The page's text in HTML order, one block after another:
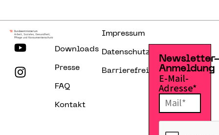
Downloads
Presse
FAQ
Kontakt
Impressum
Datenschutzerklärung
Barrierefreiheitserklärung
Anmeldung
E-Mail-
Adresse*